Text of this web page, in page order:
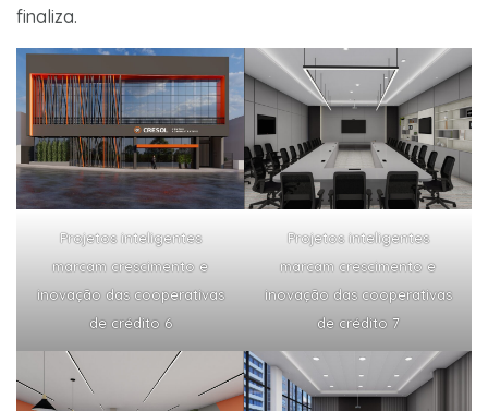
finaliza.
Projetos inteligentes
marcam crescimento e
inovação das cooperativas
de crédito 6
Projetos inteligentes
marcam crescimento e
inovação das cooperativas
de crédito 7